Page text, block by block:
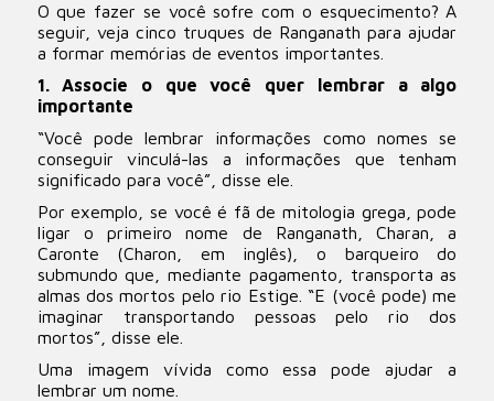
O que fazer se você sofre com o esquecimento? A
seguir, veja cinco truques de Ranganath para ajudar
a formar memórias de eventos importantes.
1. Associe o que você quer lembrar a algo
importante
“Você pode lembrar informações como nomes se
conseguir vinculá-las a informações que tenham
significado para você”, disse ele.
Por exemplo, se você é fã de mitologia grega, pode
ligar o primeiro nome de Ranganath, Charan, a
Caronte (Charon, em inglês), o barqueiro do
submundo que, mediante pagamento, transporta as
almas dos mortos pelo rio Estige. “E (você pode) me
imaginar transportando pessoas pelo rio dos
mortos”, disse ele.
Uma imagem vívida como essa pode ajudar a
lembrar um nome.